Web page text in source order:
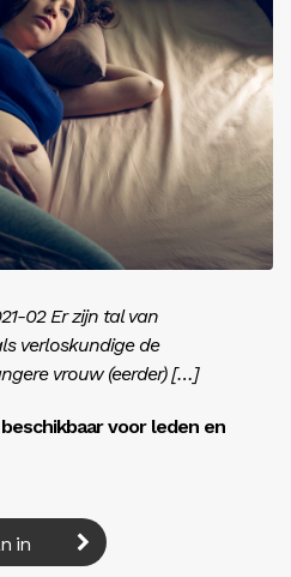
02 Er zijn tal van
verloskundige de
vrouw (eerder) […]
voor leden en
in